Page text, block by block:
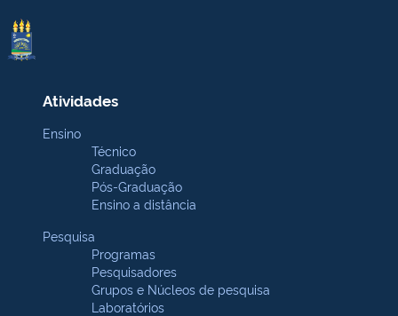
Atividades
Ensino
Técnico
Graduação
Pós-Graduação
Ensino a distância
Pesquisa
Programas
Pesquisadores
Grupos e Núcleos de pesquisa
Laboratórios